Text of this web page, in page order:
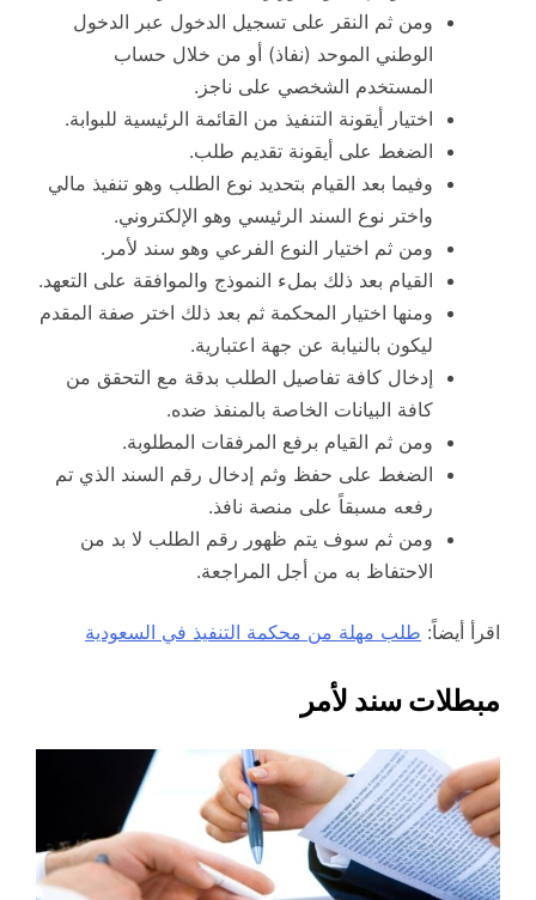
ومن ثم النقر على تسجيل الدخول عبر الدخول
الوطني الموحد (نفاذ) أو من خلال حساب
المستخدم الشخصي على ناجز.
اختيار أيقونة التنفيذ من القائمة الرئيسية للبوابة.
الضغط على أيقونة تقديم طلب.
وفيما بعد القيام بتحديد نوع الطلب وهو تنفيذ مالي
واختر نوع السند الرئيسي وهو الإلكتروني.
ومن ثم اختيار النوع الفرعي وهو سند لأمر.
القيام بعد ذلك بملء النموذج والموافقة على التعهد.
ومنها اختيار المحكمة ثم بعد ذلك اختر صفة المقدم
ليكون بالنيابة عن جهة اعتبارية.
إدخال كافة تفاصيل الطلب بدقة مع التحقق من
كافة البيانات الخاصة بالمنفذ ضده.
ومن ثم القيام برفع المرفقات المطلوبة.
الضغط على حفظ وثم إدخال رقم السند الذي تم
رفعه مسبقاً على منصة نافذ.
ومن ثم سوف يتم ظهور رقم الطلب لا بد من
الاحتفاظ به من أجل المراجعة.
اقرأ أيضاً: طلب مهلة من محكمة التنفيذ في السعودية
مبطلات سند لأمر